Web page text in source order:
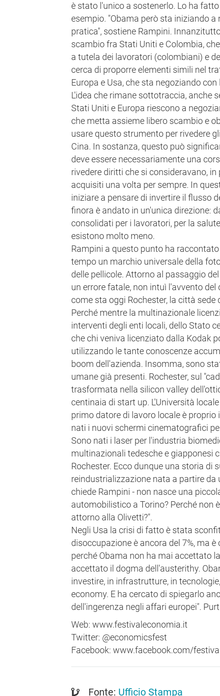
è stato l'unico a sostenerlo. Lo ha
esempio. "Obama però sta iniziando a
pratica", sostiene Rampini.
scambio fra Stati Uniti e Colombia,
a tutela dei lavoratori (colombiani) e
cerca di proporre elementi simili nel
Europa e Usa, che sta negoziando con
L'idea che rimane sottotraccia, anche
Stati Uniti e Europa riescono a
che metta assieme libero scambio e
usare questo strumento per rivedere
Cina. In sostanza, questo può
deve essere necessariamente una
rivedere diritti che si consideravano,
acquisiti una volta per sempre. In
iniziare a pensare di invertire il flusso
finora è andato in un'unica direzione:
consolidati per i lavoratori, per la
esistono molto meno.
Rampini a questo punto ha
tempo un marchio universale della
delle pellicole. Attorno al passaggio
un errore fatale, non intuì l'avvento
come sta oggi Rochester, la città sede
Perché mentre la multinazionale
interventi degli enti locali, dello Stato
che chi veniva licenziato dalla Kodak
utilizzando le tante conoscenze
boom dell'azienda. Insomma, sono
umane già presenti. Rochester, sul
trasformata nella silicon valley
centinaia di start up. L'Università
primo datore di lavoro locale è proprio
nati i nuovi schermi cinematografici
Sono nati i laser per l'industria
multinazionali tedesche e giapponesi
Rochester. Ecco dunque una storia di
reindustrializzazione nata a partire da
chiede Rampini - non nasce una
automobilistico a Torino? Perché non
attorno alla Olivetti?".
Negli Usa la crisi di fatto è stata
disoccupazione è ancora del 7%, ma
perché Obama non ha mai accettato
accettato il dogma dell'austerithy.
investire, in infrastrutture, in
economy. E ha cercato di spiegarlo
dell'ingerenza negli affari europei".
Web: www.festivaleconomia.it
Twitter: @economicsfest
Facebook: www.facebook.com/
Fonte: Ufficio Stampa